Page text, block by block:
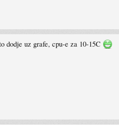
dodje uz grafe, cpu-e za 10-15C